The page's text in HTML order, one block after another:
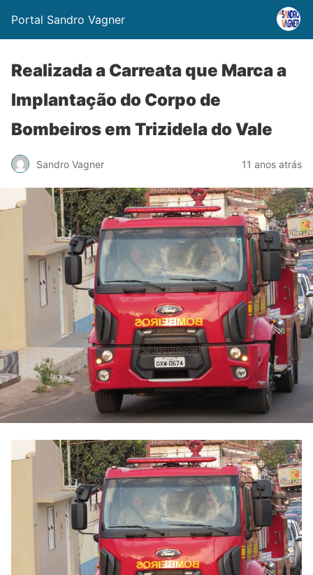
Portal Sandro Vagner
Realizada a Carreata que Marca a
Implantação do Corpo de
Bombeiros em Trizidela do Vale
Sandro Vagner 11 anos atrás